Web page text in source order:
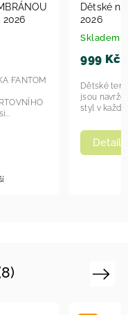
FANTOM
Dětské
2026
Skladem
999 Kč
Detail
Dětské
jsou
styl v
Next